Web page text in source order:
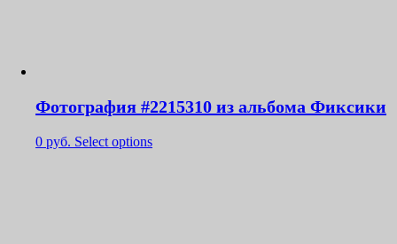
Фотография #2215310 из альбома Фиксики
0 руб. Select options